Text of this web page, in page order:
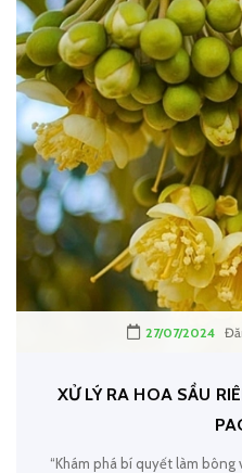
27/07/2024
XỬ LÝ RA HOA SẦU
“Khám phá bí quyết làm bông